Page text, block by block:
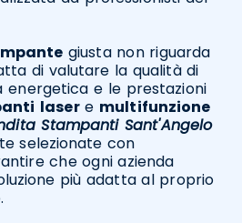
giusta non riguarda
di valutare la qualità di
energetica e le prestazioni
lasere multifunzione
Stampanti Sant'Angelo
selezionate con
che ogni azienda
più adatta al proprio